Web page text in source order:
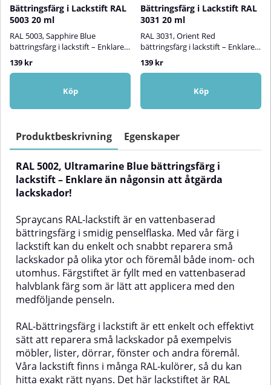
Bättringsfärg i Lackstift RAL
5003 20 ml
RAL 5003, Sapphire Blue
bättringsfärg i lackstift – Enklare
än någonsin att åtgärda
lackskador!Spraycans RAL-
lackstift är en vattenbaserad
bättringsfärg i smidig
lackstift kan du enkelt och snabbt
ytor och föremål både inom- och
utomhus. Färgstiftet är fyllt med
som är lätt att applicera med den
medföljande penseln.RAL-
bättringsfärg i lackstift är ett
enkelt och effektivt sätt att
exempel möbler, lister, dörrar,
fönster och andra föremål. Det
här lackstiftet är RAL 5003,
kulören kallas Sapphire Blue och
ingår i RAL-systemets kategori Blå
nyanser.✅Fördelar med RAL 5003
bättringsfärg i lackstiftEnkelt att
användaVattenbaseradJämn och
naturlig finishLång hållbarhetKan
användas på en mängd olika
ytorExempel på
användningsområdenDen
smidiga penselflaskan med RAL
5003 kan användas för att
reparera små lackskador på
139 kr
Köp
Bättringsfärg i Lackstift RAL
3031 20 ml
RAL 3031, Orient Red
bättringsfärg i lackstift – Enklare
än någonsin att åtgärda
lackskador!Spraycans RAL-
lackstift är en vattenbaserad
bättringsfärg i smidig
lackstift kan du enkelt och snabbt
ytor och föremål både inom- och
utomhus. Färgstiftet är fyllt med
som är lätt att applicera med den
medföljande penseln.RAL-
bättringsfärg i lackstift är ett
exempel möbler, lister, dörrar,
fönster och andra föremål. Våra
lackstift finns i ett stort antal RAL-
kulörer, så du kan hitta den
exakta nyansen som matchar din
yta. Det här lackstiftet är RAL
3031, även kallad Orient Red, och
RAL 3031 bättringsfärg i
lackstift:Enkelt att
användaVattenbaseradJämn och
naturlig finishLång hållbarhetKan
användas på en mängd olika
ytorExempel på
139 kr
Köp
Produktbeskrivning Egenskaper
RAL 5002, Ultramarine Blue bättringsfärg i
lackstift – Enklare än någonsin att åtgärda
lackskador!
Spraycans RAL-lackstift är en vattenbaserad
bättringsfärg i smidig penselflaska. Med vår färg i
lackstift kan du enkelt och snabbt reparera små
lackskador på olika ytor och föremål både inom- och
utomhus. Färgstiftet är fyllt med en vattenbaserad
halvblank färg som är lätt att applicera med den
medföljande penseln.
RAL-bättringsfärg i lackstift är ett enkelt och effektivt
sätt att reparera små lackskador på exempelvis
möbler, lister, dörrar, fönster och andra föremål.
Våra lackstift finns i många RAL-kulörer, så du kan
hitta exakt rätt nyans. Det här lackstiftet är RAL